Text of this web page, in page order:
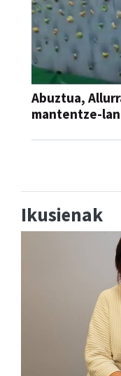
Abuztua,
mantentze-
Ikusienak